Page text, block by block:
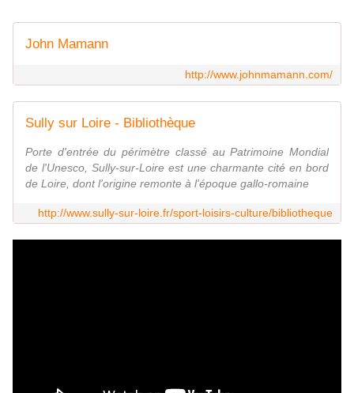
John Mamann
http://www.johnmamann.com/
Sully sur Loire - Bibliothèque
Porte d'entrée du périmètre classé au Patrimoine Mondial
de l'Unesco, Sully-sur-Loire est une charmante cité en bord
de Loire, dont l'origine remonte à l'époque gallo-romaine
http://www.sully-sur-loire.fr/sport-loisirs-culture/bibliotheque